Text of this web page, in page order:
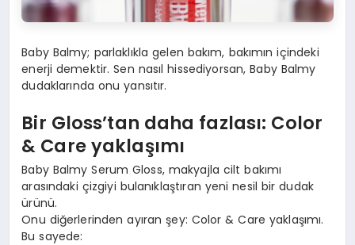
Baby Balmy; parlaklıkla gelen bakım, bakımın içindeki
enerji demektir. Sen nasıl hissediyorsan, Baby Balmy
dudaklarında onu yansıtır.
Bir Gloss’tan daha fazlası: Color
& Careyaklaşımı
Baby Balmy Serum Gloss, makyajla cilt bakımı
arasındaki çizgiyi bulanıklaştıran yeni nesil bir dudak
ürünü.
Onu diğerlerinden ayıran şey: Color & Care yaklaşımı.
Bu sayede: